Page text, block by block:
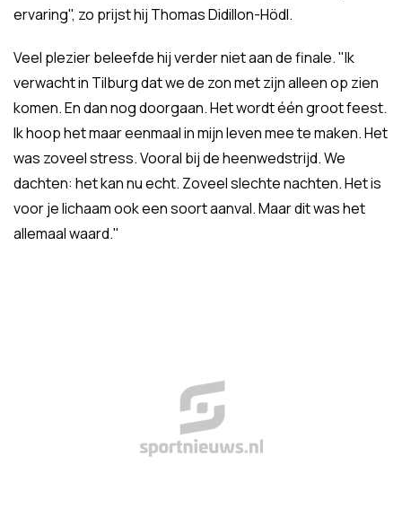
ervaring", zo prijst hij Thomas Didillon-Hödl.
Veel plezier beleefde hij verder niet aan de finale. "Ik
verwacht in Tilburg dat we de zon met zijn alleen op zien
komen. En dan nog doorgaan. Het wordt één groot feest.
Ik hoop het maar eenmaal in mijn leven mee te maken. Het
was zoveel stress. Vooral bij de heenwedstrijd. We
dachten: het kan nu echt. Zoveel slechte nachten. Het is
voor je lichaam ook een soort aanval. Maar dit was het
allemaal waard."